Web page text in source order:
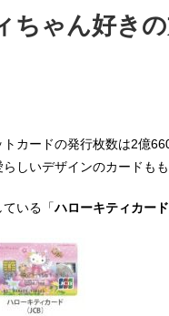
ちゃん好き
カードの発行枚数は2億
しいデザインのカードもも
ている「ハローキティカード